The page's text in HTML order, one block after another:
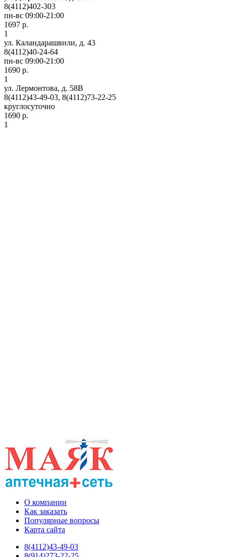
8(4112)402-303
пн-вс 09:00-21:00
1697 р.
1
ул. Каландарашвили, д. 43
8(4112)40-24-64
пн-вс 09:00-21:00
1690 р.
1
ул. Лермонтова, д. 58В
8(4112)43-49-03, 8(4112)73-22-25
круглосуточно
1690 р.
1
О компании
Как заказать
Популярные вопросы
Карта сайта
8(4112)43-49-03